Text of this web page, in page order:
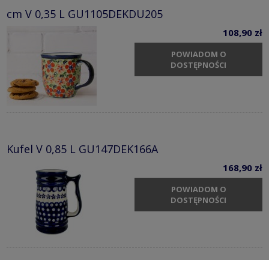
cm V 0,35 L GU1105DEKDU205
108,90 zł
POWIADOM O
DOSTĘPNOŚCI
Kufel V 0,85 L GU147DEK166A
168,90 zł
POWIADOM O
DOSTĘPNOŚCI